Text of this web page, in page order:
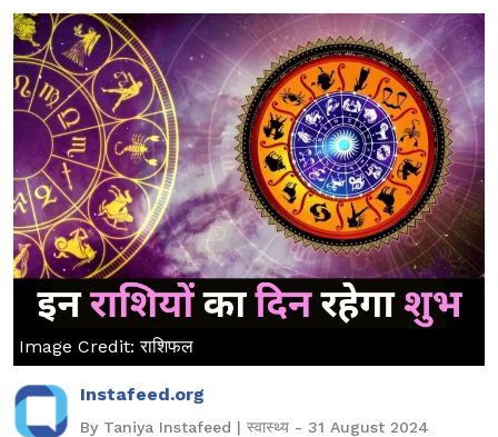
Image Credit: राशिफल
Instafeed.org
By Taniya Instafeed | स्वास्थ्य - 31 August 2024